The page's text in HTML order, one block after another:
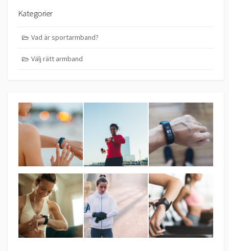
Kategorier
Vad är sportarmband?
Välj rätt armband